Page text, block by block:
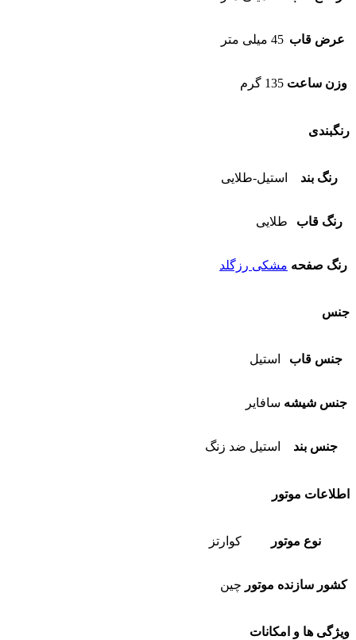
عرض قاب 45 میلی متر
وزن ساعت 135 گرم
رنگبندی
رنگ بند استیل-طلایی
رنگ قاب طلایی
رنگ صفحه مشکی رزگلد
جنس
جنس قاب استیل
جنس شیشه سافایر
جنس بند استیل ضد زنگ
اطلاعات موتور
نوع موتور کوارتز
کشور سازنده موتور چین
ویژگی ها و امکانات